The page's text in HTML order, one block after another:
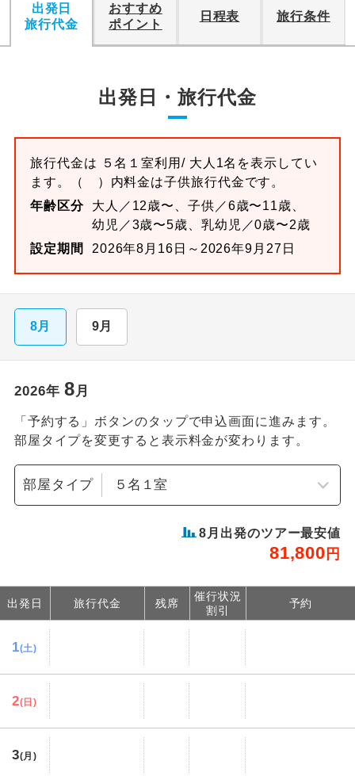
出発日
旅行代金
おすすめ
ポイント
日程表 旅行条件
出発日・旅行代金
旅行代金は ５名１室利用/ 大人1名を表示してい
ます。
（ ）内料金は子供旅行代金です。
年齢区分
大人／12歳〜、子供／6歳〜11歳、
幼児／3歳〜5歳、乳幼児／0歳〜2歳
設定期間
2026年8月16日～2026年9月27日
8月 9月
2026年 8月
「予約する」ボタンのタップで申込画面に進みます。
部屋タイプを変更すると表示料金が変わります。
部屋タイプ
8 月出発のツアー最安値
81,800 円
出発日 旅行代金 残席
催行状況
割引
予約
1(土)
2(日)
3(月)